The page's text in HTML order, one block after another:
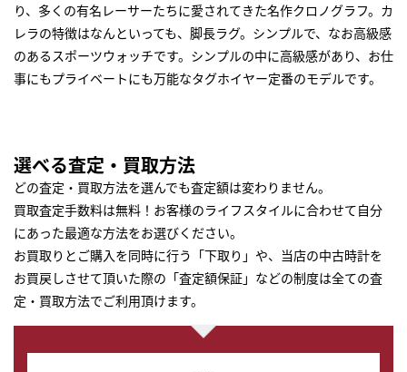
り、多くの有名レーサーたちに愛されてきた名作クロノグラフ。カ
レラの特徴はなんといっても、脚長ラグ。シンプルで、なお高級感
のあるスポーツウォッチです。シンプルの中に高級感があり、お仕
事にもプライベートにも万能なタグホイヤー定番のモデルです。
選べる査定・買取方法
どの査定・買取方法を選んでも査定額は変わりません。
買取査定手数料は無料！お客様のライフスタイルに合わせて自分
にあった最適な方法をお選びください。
お買取りとご購入を同時に行う「下取り」や、当店の中古時計を
お買戻しさせて頂いた際の「査定額保証」などの制度は全ての査
定・買取方法でご利用頂けます。